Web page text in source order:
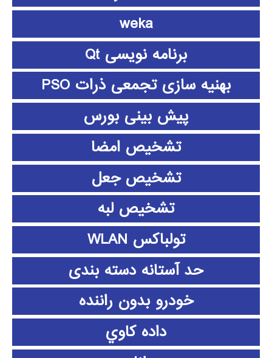
weka
برنامه نویسی Qt
بهنیه سازی تجمعی ذرات PSO
پیش بینی بورس
تشخیص امضا
تشخیص جعل
تشخیص لبه
تولباکس WLAN
حد آستانه دسته بندی
خودرو بدون راننده
داده كاوي